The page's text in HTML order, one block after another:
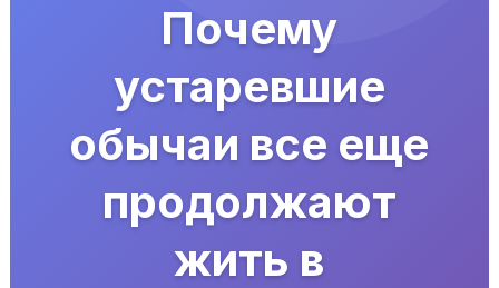
Почему
устаревшие
обычаи все еще
продолжают
жить в